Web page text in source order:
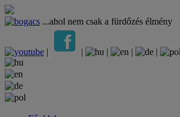
...ahol nem csak a fürdőzés élmény
| | | | |